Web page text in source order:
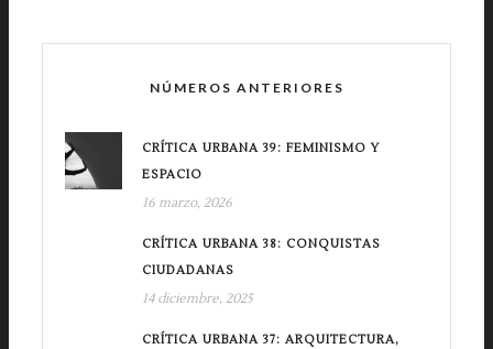
NÚMEROS ANTERIORES
CRÍTICA URBANA 39: FEMINISMO Y
ESPACIO
16 marzo, 2026
CRÍTICA URBANA 38: CONQUISTAS
CIUDADANAS
14 diciembre, 2025
CRÍTICA URBANA 37: ARQUITECTURA,